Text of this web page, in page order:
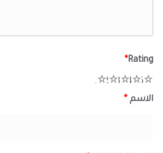
Rating
*
5
4
3
2
الاسم *